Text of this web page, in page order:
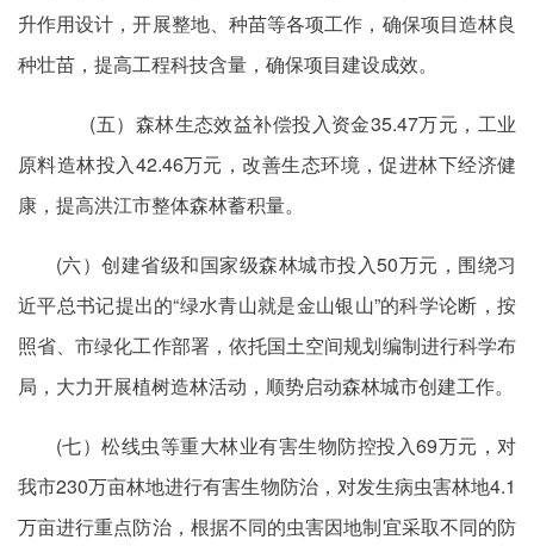
升作用设计，开展整地、种苗等各项工作，确保项目造林良
种壮苗，提高工程科技含量，确保项目建设成效。
(五）森林生态效益补偿投入资金35.47万元，工业
原料造林投入42.46万元，改善生态环境，促进林下经济健
康，提高洪江市整体森林蓄积量。
(六）创建省级和国家级森林城市投入50万元，围绕习
近平总书记提出的“绿水青山就是金山银山”的科学论断，按
照省、市绿化工作部署，依托国土空间规划编制进行科学布
局，大力开展植树造林活动，顺势启动森林城市创建工作。
(七）松线虫等重大林业有害生物防控投入69万元，对
我市230万亩林地进行有害生物防治，对发生病虫害林地4.1
万亩进行重点防治，根据不同的虫害因地制宜采取不同的防